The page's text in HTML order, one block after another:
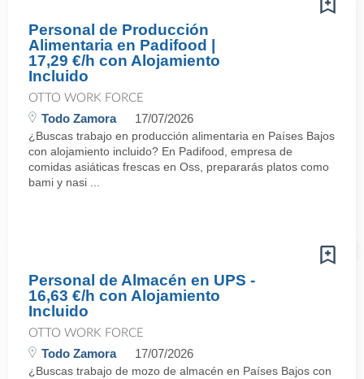
Personal de Producción
Alimentaria en Padifood |
17,29 €/h con Alojamiento
Incluido
OTTO WORK FORCE
Todo Zamora 17/07/2026
¿Buscas trabajo en producción alimentaria en Países Bajos
con alojamiento incluido? En Padifood, empresa de
comidas asiáticas frescas en Oss, prepararás platos como
bami y nasi ...
Personal de Almacén en UPS -
16,63 €/h con Alojamiento
Incluido
OTTO WORK FORCE
Todo Zamora 17/07/2026
¿Buscas trabajo de mozo de almacén en Países Bajos con